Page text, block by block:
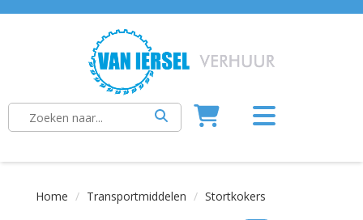
Home Transportmiddelen Stortkokers